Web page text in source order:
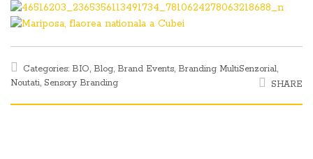
Categories: BIO, Blog, Brand Events, Branding MultiSenzorial,
Noutati, Sensory Branding SHARE